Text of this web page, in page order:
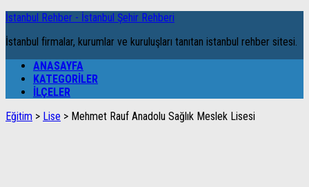
İstanbul Rehber - İstanbul Şehir Rehberi
İstanbul firmalar, kurumlar ve kuruluşları tanıtan istanbul rehber sitesi.
ANASAYFA
KATEGORILER
İLÇELER
Eğitim > Lise > Mehmet Rauf Anadolu Sağlık Meslek Lisesi